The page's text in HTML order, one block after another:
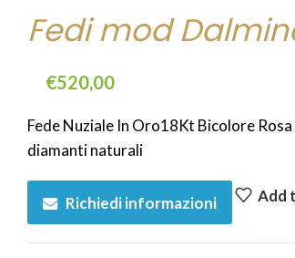
Fedi mod
€520,00
Fede Nuziale In Oro18Kt Bicolore
diamanti naturali
Richiedi informazioni Add